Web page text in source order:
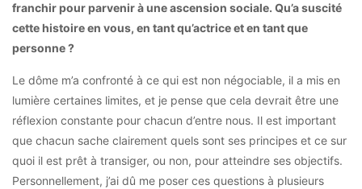
franchir pour parvenir à une ascension sociale. Qu’a suscité
cette histoire en vous, en tant qu’actrice et en tant que
personne ?
Le dôme m’a confronté à ce qui est non négociable, il a mis en
lumière certaines limites, et je pense que cela devrait être une
réflexion constante pour chacun d’entre nous. Il est important
que chacun sache clairement quels sont ses principes et ce sur
quoi il est prêt à transiger, ou non, pour atteindre ses objectifs.
Personnellement, j’ai dû me poser ces questions à plusieurs